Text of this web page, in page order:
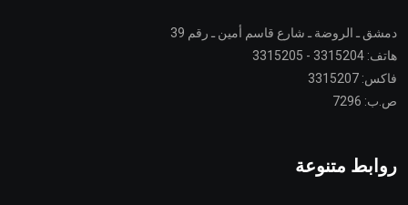
دمشق ـ الروضة ـ شارع قاسم أمين ـ رقم 39
هاتف: 3315204 - 3315205
فاكس: 3315207
ص.ب: 7296
روابط متنوعة